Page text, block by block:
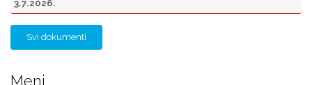
3.7.2026.
Svi dokumenti
Meni